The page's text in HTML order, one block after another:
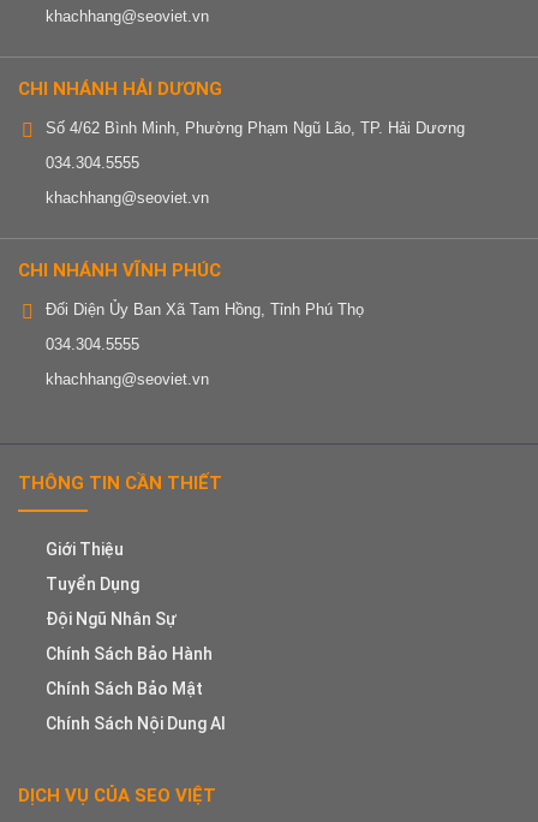
khachhang@seoviet.vn
CHI NHÁNH HẢI DƯƠNG
Số 4/62 Bình Minh, Phường Phạm Ngũ Lão, TP. Hải Dương
034.304.5555
khachhang@seoviet.vn
CHI NHÁNH VĨNH PHÚC
Đối Diện Ủy Ban Xã Tam Hồng, Tỉnh Phú Thọ
034.304.5555
khachhang@seoviet.vn
THÔNG TIN CẦN THIẾT
Giới Thiệu
Tuyển Dụng
Đội Ngũ Nhân Sự
Chính Sách Bảo Hành
Chính Sách Bảo Mật
Chính Sách Nội Dung AI
DỊCH VỤ CỦA SEO VIỆT